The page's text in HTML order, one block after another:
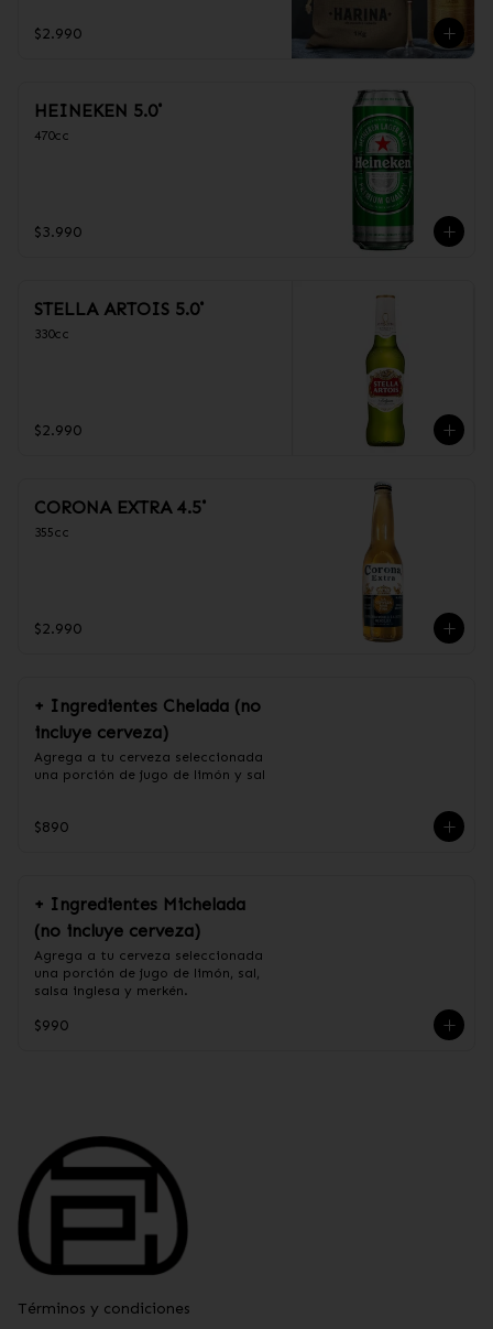
$2.990
HEINEKEN 5.0˚
470cc
$3.990
STELLA ARTOIS 5.0˚
330cc
$2.990
CORONA EXTRA 4.5˚
355cc
$2.990
+ Ingredientes Chelada (no
incluye cerveza)
Agrega a tu cerveza seleccionada
una porción de jugo de limón y sal
$890
+ Ingredientes Michelada
(no incluye cerveza)
Agrega a tu cerveza seleccionada
una porción de jugo de limón, sal,
salsa inglesa y merkén.
$990
Términos y condiciones